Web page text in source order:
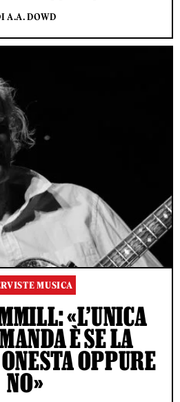
A.A. DOWD
MUSICA
«L’UNICA
È SE LA
OPPURE
NO»